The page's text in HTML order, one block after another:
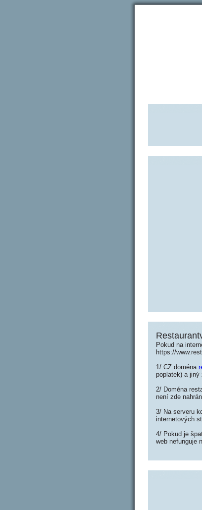
Pokud na
https://
1/ CZ doména
poplatek) a jiný
2/ Doména
není zde
3/ Na serveru
internetových
4/ Pokud je
web nefunguje